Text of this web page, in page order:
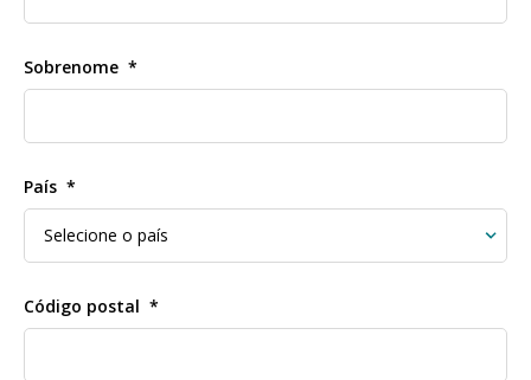
Sobrenome
País
Código postal